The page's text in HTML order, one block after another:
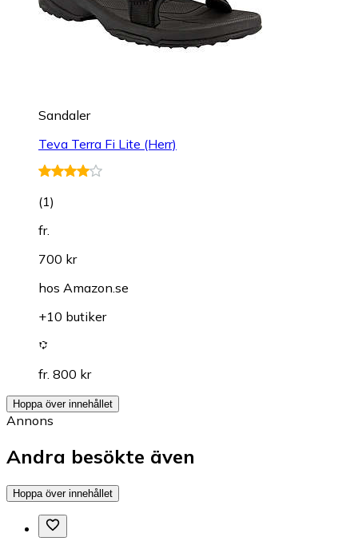
Sandaler
Teva Terra Fi Lite (Herr)
(1)
fr.
700 kr
hos Amazon.se
+10 butiker
fr. 800 kr
Hoppa över innehållet
Annons
Andra besökte även
Hoppa över innehållet